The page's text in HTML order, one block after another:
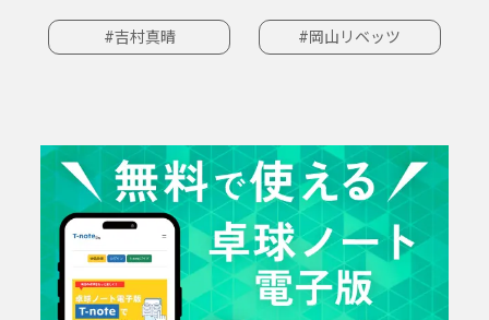
#吉村真晴 #岡山リベッツ